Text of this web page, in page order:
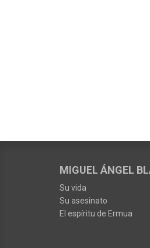
MIGUEL ÁNGEL
Su vida
Su asesinato
El espíritu de Ermua